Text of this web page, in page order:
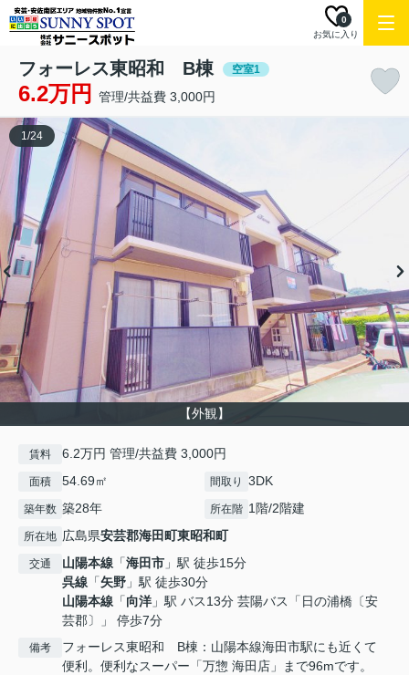
お気に入り
0
フォーレス東昭和 B棟 空室1
6.2万円 管理/共益費 3,000円
【外観】
1/24
賃料 6.2万円 管理/共益費 3,000円
面積 54.69㎡ 間取り 3DK
築年数 築28年 所在階 1階/2階建
所在地 広島県安芸郡海田町東昭和町
交通 山陽本線 「海田市 」駅 徒歩15分
呉線 「矢野 」駅 徒歩30分
山陽本線 「向洋 」駅 バス13分 芸陽バス「日の浦橋〔安
芸郡〕」 停歩7分
備考
フォーレス東昭和 B棟：山陽本線海田市駅にも近くて
便利。便利なスーパー「万惣 海田店」まで96mです。